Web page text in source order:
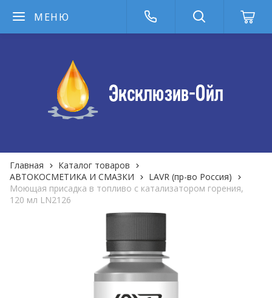
МЕНЮ
Главная
Каталог товаров
АВТОКОСМЕТИКА И СМАЗКИ
LAVR (пр-во Россия)
Моющая присадка в топливо с катализатором горения,
120 мл LN2126